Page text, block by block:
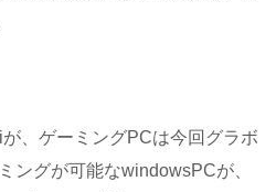
、ゲーミングPCは今回グラボ
ングが可能なwindowsPCが、